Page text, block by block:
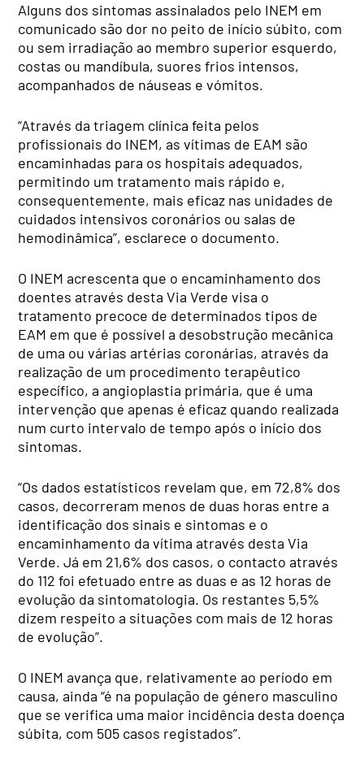
Alguns dos sintomas assinalados pelo INEM em
comunicado são dor no peito de início súbito, com
ou sem irradiação ao membro superior esquerdo,
costas ou mandíbula, suores frios intensos,
acompanhados de náuseas e vómitos.
“Através da triagem clínica feita pelos
profissionais do INEM, as vítimas de EAM são
encaminhadas para os hospitais adequados,
permitindo um tratamento mais rápido e,
consequentemente, mais eficaz nas unidades de
cuidados intensivos coronários ou salas de
hemodinâmica”, esclarece o documento.
O INEM acrescenta que o encaminhamento dos
doentes através desta Via Verde visa o
tratamento precoce de determinados tipos de
EAM em que é possível a desobstrução mecânica
de uma ou várias artérias coronárias, através da
realização de um procedimento terapêutico
específico, a angioplastia primária, que é uma
intervenção que apenas é eficaz quando realizada
num curto intervalo de tempo após o início dos
sintomas.
“Os dados estatísticos revelam que, em 72,8% dos
casos, decorreram menos de duas horas entre a
identificação dos sinais e sintomas e o
encaminhamento da vítima através desta Via
Verde. Já em 21,6% dos casos, o contacto através
do 112 foi efetuado entre as duas e as 12 horas de
evolução da sintomatologia. Os restantes 5,5%
dizem respeito a situações com mais de 12 horas
de evolução”.
O INEM avança que, relativamente ao período em
causa, ainda “é na população de género masculino
que se verifica uma maior incidência desta doença
súbita, com 505 casos registados”.